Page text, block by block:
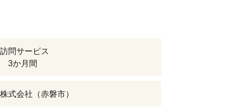
問サービス
3か月間
式会社（赤磐市）